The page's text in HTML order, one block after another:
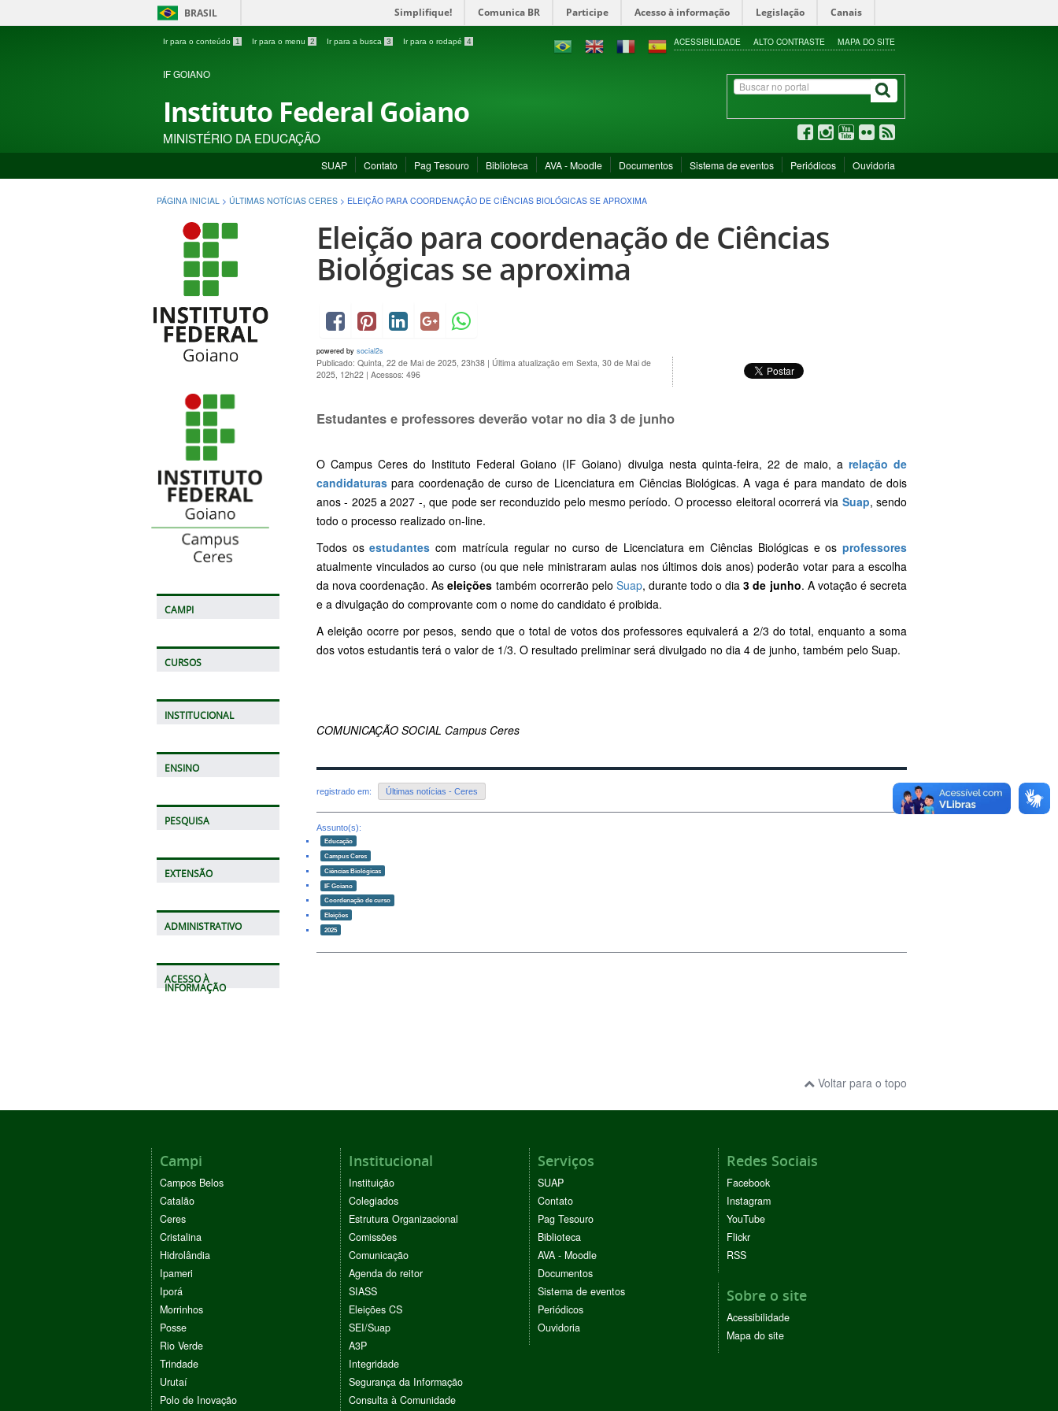
BRASIL Simplifique! Comunica BR Participe Acesso à informação Legislação Canais
Ir para o conteúdo 1 Ir para o menu 2 Ir para a busca 3 Ir para o rodapé 4 ACESSIBILIDADE ALTO CONTRASTE MAPA DO SITE
IF GOIANO
Instituto Federal Goiano
MINISTÉRIO DA EDUCAÇÃO
SUAP Contato Pag Tesouro Biblioteca AVA - Moodle Documentos Sistema de eventos Periódicos Ouvidoria
PÁGINA INICIAL > ÚLTIMAS NOTÍCIAS CERES > ELEIÇÃO PARA COORDENAÇÃO DE CIÊNCIAS BIOLÓGICAS SE APROXIMA
CAMPI
CURSOS
INSTITUCIONAL
ENSINO
PESQUISA
EXTENSÃO
ADMINISTRATIVO
ACESSO À
INFORMAÇÃO
Eleição para coordenação de Ciências
Biológicas se aproxima
powered by social2s
Publicado: Quinta, 22 de Mai de 2025, 23h38 | Última atualização em Sexta, 30 de Mai de
2025, 12h22 | Acessos: 496
Estudantes e professores deverão votar no dia 3 de junho
O Campus Ceres do Instituto Federal Goiano (IF Goiano) divulga nesta quinta-feira, 22 de maio, a relação de
candidaturas para coordenação de curso de Licenciatura em Ciências Biológicas. A vaga é para mandato de dois
anos - 2025 a 2027 -, que pode ser reconduzido pelo mesmo período. O processo eleitoral ocorrerá via Suap, sendo
todo o processo realizado on-line.
Todos osestudantes com matrícula regular no curso de Licenciatura em Ciências Biológicas e osprofessores
atualmente vinculados ao curso (ou que nele ministraram aulas nos últimos dois anos) poderão votar para a escolha
da nova coordenação. Aseleições também ocorrerão pelo Suap, durante todo o dia3 de junho. A votação é secreta
e a divulgação do comprovante com o nome do candidato é proibida.
A eleição ocorre por pesos, sendo que o total de votos dos professores equivalerá a 2/3 do total, enquanto a soma
dos votos estudantis terá o valor de 1/3. O resultado preliminar será divulgado no dia 4 de junho, também pelo Suap.
COMUNICAÇÃO SOCIAL Campus Ceres
registrado em: Últimas notícias - Ceres
Assunto(s):
Educação
Campus Ceres
Ciências Biológicas
IF Goiano
Coordenação de curso
Eleições
2025
Voltar para o topo
Campi
Campos Belos
Catalão
Ceres
Cristalina
Hidrolândia
Ipameri
Iporá
Morrinhos
Posse
Rio Verde
Trindade
Urutaí
Polo de Inovação
Institucional
Instituição
Colegiados
Estrutura Organizacional
Comissões
Comunicação
Agenda do reitor
SIASS
Eleições CS
SEI/Suap
A3P
Integridade
Segurança da Informação
Consulta à Comunidade
Serviços
SUAP
Contato
Pag Tesouro
Biblioteca
AVA - Moodle
Documentos
Sistema de eventos
Periódicos
Ouvidoria
Redes Sociais
Facebook
Instagram
YouTube
Flickr
RSS
Sobre o site
Acessibilidade
Mapa do site